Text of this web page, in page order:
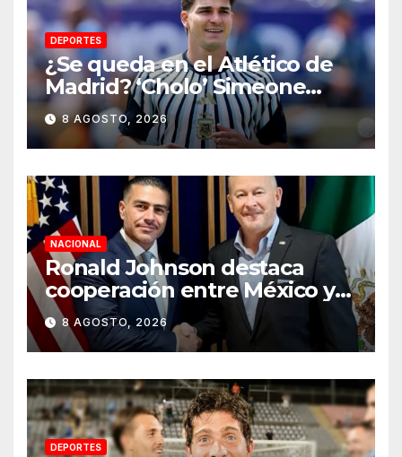
DEPORTES
¿Se queda en el Atlético de
Madrid? ‘Cholo’ Simeone
responde contundente sobre
el futuro de Julián Álvarez
8 AGOSTO, 2026
NACIONAL
Ronald Johnson destaca
cooperación entre México y
EU para la seguridad en
región aguacatera de
Michoacán
8 AGOSTO, 2026
DEPORTES